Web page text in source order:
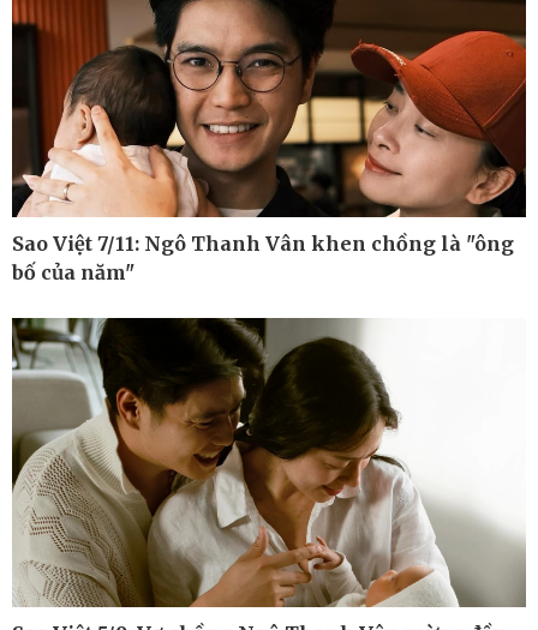
Ô tô - Xe máy
Ô tô
Xe máy
Thông tin doanh nghiệp
Doanh nghiệp 24h
Doanh nhân
Vì cộng đồng
Sao Việt 7/11: Ngô Thanh Vân khen chồng là "ông
bố của năm"